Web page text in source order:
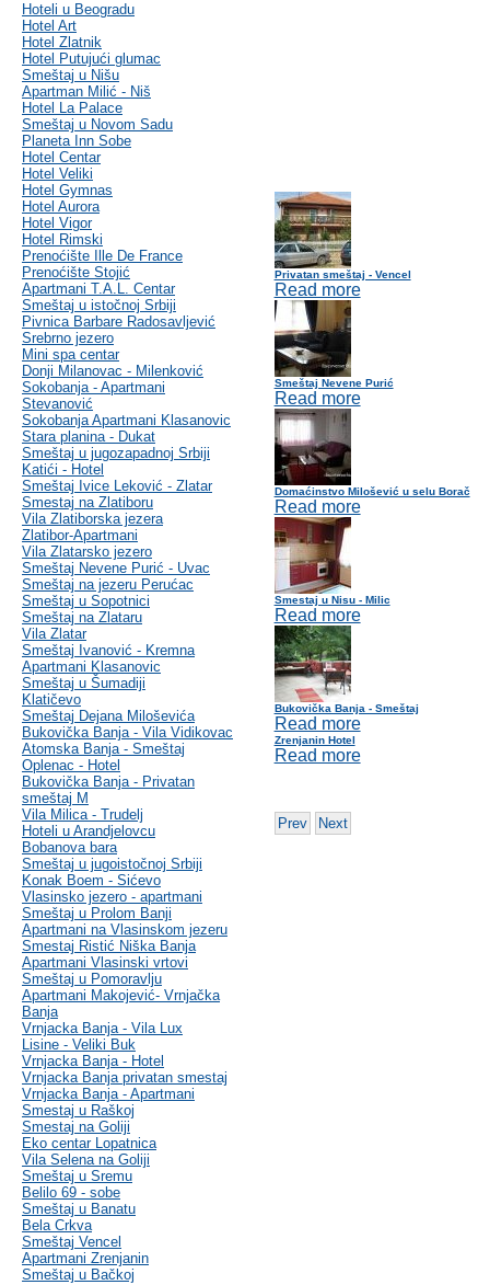
Hoteli u Beogradu
Hotel Art
Hotel Zlatnik
Hotel Putujući glumac
Smeštaj u Nišu
Apartman Milić - Niš
Hotel La Palace
Smeštaj u Novom Sadu
Planeta Inn Sobe
Hotel Centar
Hotel Veliki
Hotel Gymnas
Hotel Aurora
Hotel Vigor
Hotel Rimski
Prenoćište Ille De France
Prenoćište Stojić
Apartmani T.A.L. Centar
Smeštaj u istočnoj Srbiji
Pivnica Barbare Radosavljević
Srebrno jezero
Mini spa centar
Donji Milanovac - Milenković
Sokobanja - Apartmani
Stevanović
Sokobanja Apartmani Klasanovic
Stara planina - Dukat
Smeštaj u jugozapadnoj Srbiji
Katići - Hotel
Smeštaj Ivice Leković - Zlatar
Smestaj na Zlatiboru
Vila Zlatiborska jezera
Zlatibor-Apartmani
Vila Zlatarsko jezero
Smeštaj Nevene Purić - Uvac
Smeštaj na jezeru Perućac
Smeštaj u Sopotnici
Smeštaj na Zlataru
Vila Zlatar
Smeštaj Ivanović - Kremna
Apartmani Klasanovic
Smeštaj u Šumadiji
Klatičevo
Smeštaj Dejana Miloševića
Bukovička Banja - Vila Vidikovac
Atomska Banja - Smeštaj
Oplenac - Hotel
Bukovička Banja - Privatan
smeštaj M
Vila Milica - Trudelj
Hoteli u Arandjelovcu
Bobanova bara
Smeštaj u jugoistočnoj Srbiji
Konak Boem - Sićevo
Vlasinsko jezero - apartmani
Smeštaj u Prolom Banji
Apartmani na Vlasinskom jezeru
Smestaj Ristić Niška Banja
Apartmani Vlasinski vrtovi
Smeštaj u Pomoravlju
Apartmani Makojević- Vrnjačka
Banja
Vrnjacka Banja - Vila Lux
Lisine - Veliki Buk
Vrnjacka Banja - Hotel
Vrnjacka Banja privatan smestaj
Vrnjacka Banja - Apartmani
Smestaj u Raškoj
Smestaj na Goliji
Eko centar Lopatnica
Vila Selena na Goliji
Smeštaj u Sremu
Belilo 69 - sobe
Smeštaj u Banatu
Bela Crkva
Smeštaj Vencel
Apartmani Zrenjanin
Smeštaj u Bačkoj
Privatan smeštaj - Vencel
Read more
Smeštaj Nevene Purić
Read more
Domaćinstvo Milošević u selu Borač
Read more
Smestaj u Nisu - Milic
Read more
Bukovička Banja - Smeštaj
Read more
Zrenjanin Hotel
Read more
Prev Next